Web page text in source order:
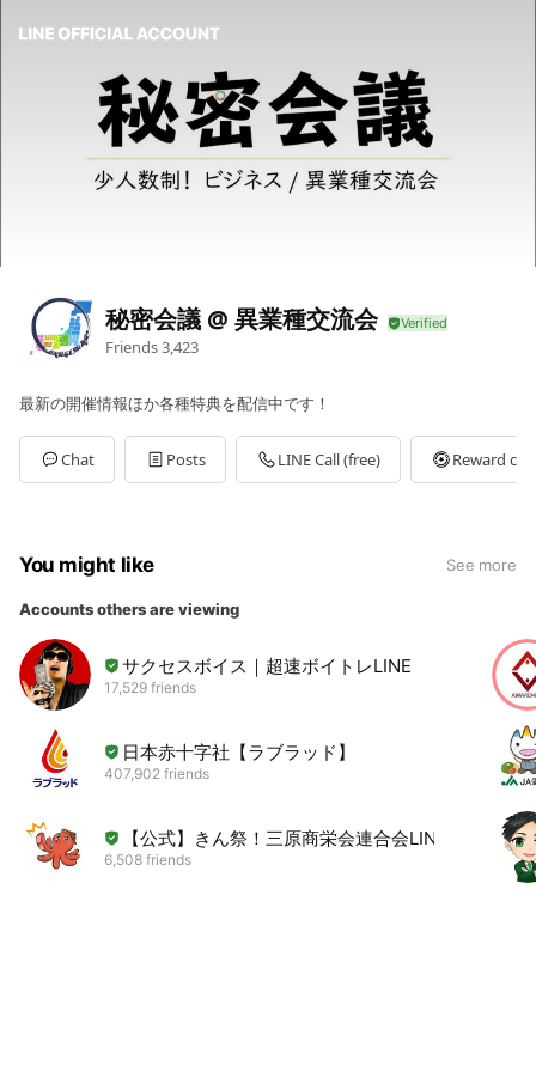
秘密会議 @ 異業種交流会
Friends3,423
最新の開催情報ほか各種特典を配信中です！
Chat Posts LINE Call (free) Reward
You might like See more
Accounts others are viewing
サクセスボイス｜超速ボイトレLINE
17,529 friends
日本赤十字社【ラブラッド】
407,902 friends
【公式】きん祭！三原商栄会連合会LINE
6,508 friends